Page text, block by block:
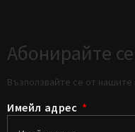
Абонирайте
Възползвайте се от
Имейл адрес